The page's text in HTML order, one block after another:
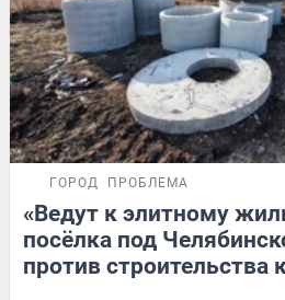
ГОРОД ПРОБЛЕМА
«Ведут к элитному
посёлка под
против строительства